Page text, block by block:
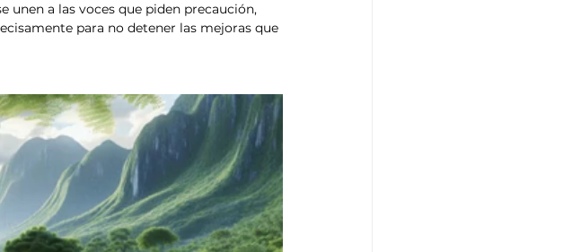
unen a las voces que piden precaución,
para no detener las mejoras que